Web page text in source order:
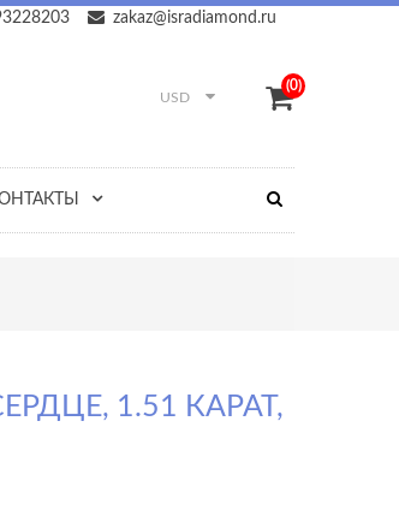
zakaz@isradiamond.ru
USD
(0)
1.51 КАРАТ,